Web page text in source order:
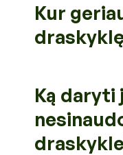
Kur
Ką daryti